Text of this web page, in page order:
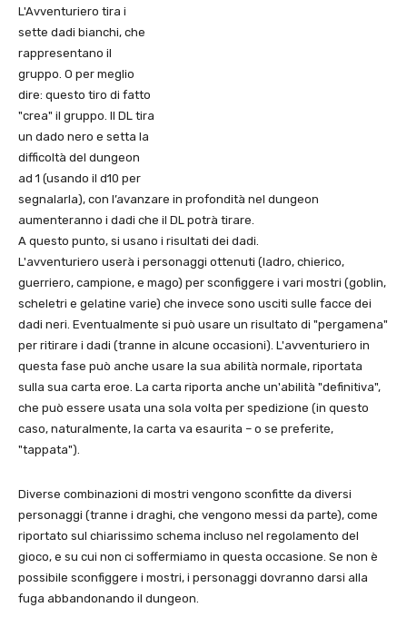
L'Avventuriero tira i
sette dadi bianchi, che
rappresentano il
gruppo. O per meglio
dire: questo tiro di fatto
"crea" il gruppo. Il DL tira
un dado nero e setta la
difficoltà del dungeon
ad 1 (usando il d10 per
segnalarla), con l’avanzare in profondità nel dungeon
aumenteranno i dadi che il DL potrà tirare.
A questo punto, si usano i risultati dei dadi.
L'avventuriero userà i personaggi ottenuti (ladro, chierico,
guerriero, campione, e mago) per sconfiggere i vari mostri (goblin,
scheletri e gelatine varie) che invece sono usciti sulle facce dei
dadi neri. Eventualmente si può usare un risultato di "pergamena"
per ritirare i dadi (tranne in alcune occasioni). L'avventuriero in
questa fase può anche usare la sua abilità normale, riportata
sulla sua carta eroe. La carta riporta anche un'abilità "definitiva",
che può essere usata una sola volta per spedizione (in questo
caso, naturalmente, la carta va esaurita – o se preferite,
"tappata").
Diverse combinazioni di mostri vengono sconfitte da diversi
personaggi (tranne i draghi, che vengono messi da parte), come
riportato sul chiarissimo schema incluso nel regolamento del
gioco, e su cui non ci soffermiamo in questa occasione. Se non è
possibile sconfiggere i mostri, i personaggi dovranno darsi alla
fuga abbandonando il dungeon.